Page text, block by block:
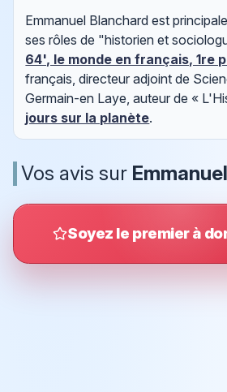
Emmanuel Blanchard est
ses rôles de "historien et
64', le monde en français, 1re
français, directeur adjoint de
Germain-en Laye, auteur de «
jours sur la planète.
Vos avis sur
Soyez le premier à